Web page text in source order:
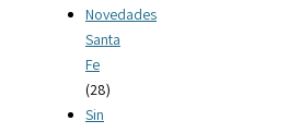
Novedades
Santa
Fe
(28)
Sin